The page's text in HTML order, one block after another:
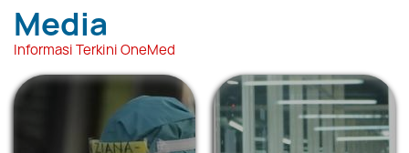
Media
Informasi Terkini OneMed